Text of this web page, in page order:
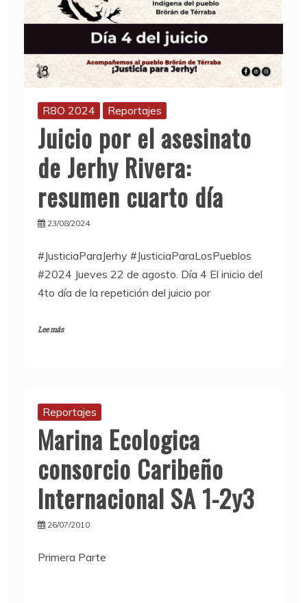
R8O 2024 Reportajes
Juicio por el asesinato
de Jerhy Rivera:
resumen cuarto día
23/08/2024
#JusticiaParaJerhy #JusticiaParaLosPueblos
#2024 Jueves 22 de agosto. Día 4 El inicio del
4to día de la repetición del juicio por
Lee más
Reportajes
Marina Ecologica
consorcio Caribeño
Internacional SA 1-2y3
26/07/2010
Primera Parte